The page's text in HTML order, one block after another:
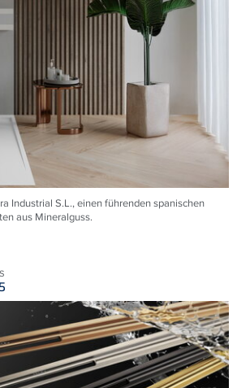
Industrial S.L., einen führenden spanischen
aus Mineralguss.